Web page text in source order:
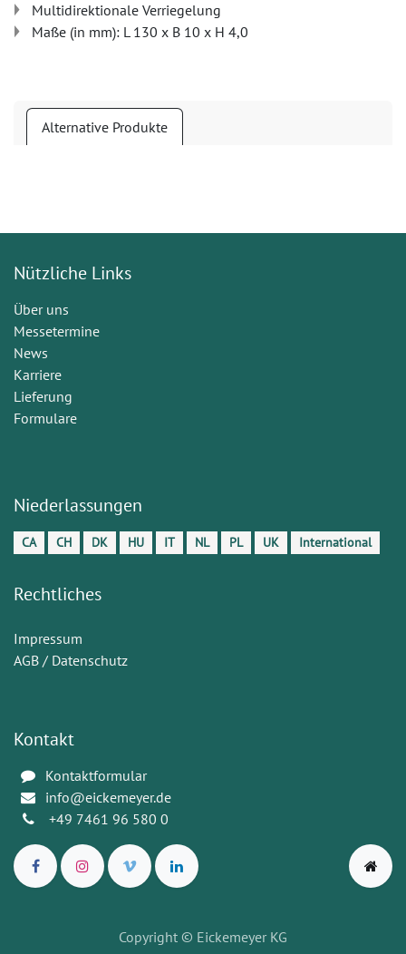
Multidirektionale Verriegelung
Maße (in mm): L 130 x B 10 x H 4,0
Alternative Produkte
Nützliche Links
Über uns
Messetermine
News
Karriere
Lieferung
Formulare
Niederlassungen
CA CH DK HU IT NL PL UK International
Rechtliches
Impressum
AGB / Datenschutz
Kontakt
Kontaktformular
info@eickemeyer.de
+49 7461 96 580 0
Copyright © Eickemeyer KG